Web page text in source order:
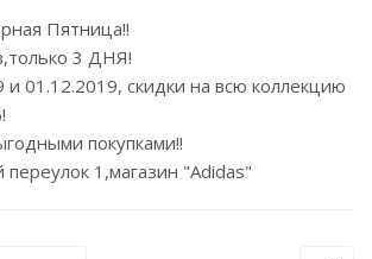
Пятница!!
3 ДНЯ!
и 01.12.2019, скидки на всю коллекцию
покупками!!
переулок 1,магазин "Adidas"